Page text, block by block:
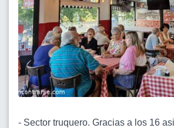
- Sector truquero. Gracias a los 16